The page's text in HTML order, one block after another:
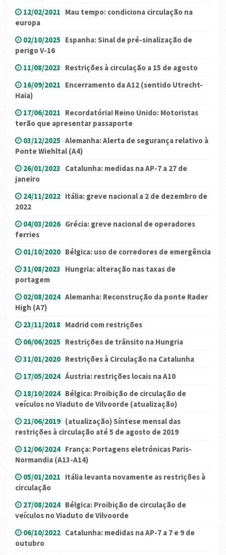
12/02/2021 Mau tempo: condiciona circulação na
europa
02/10/2025 Espanha: Sinal de pré-sinalização de
perigo V-16
11/08/2023 Restrições à circulação a 15 de agosto
16/09/2021 Encerramento da A12 (sentido Utrecht-
Haia)
17/06/2021 Recordatória! Reino Unido: Motoristas
terão que apresentar passaporte
03/12/2025 Alemanha: Alerta de segurança relativo à
Ponte Wiehltal (A4)
26/01/2023 Catalunha: medidas na AP-7 a 27 de
janeiro
24/11/2022 Itália: greve nacional a 2 de dezembro de
2022
04/03/2026 Grécia: greve nacional de operadores
ferries
01/10/2020 Bélgica: uso de corredores de emergência
31/08/2023 Hungria: alteração nas taxas de
portagem
02/08/2024 Alemanha: Reconstrução da ponte Rader
High (A7)
23/11/2018 Madrid com restrições
06/06/2025 Restrições de trânsito na Hungria
31/01/2020 Restrições à Circulação na Catalunha
17/05/2024 Áustria: restrições locais na A10
18/10/2024 Bélgica: Proibição de circulação de
veículos no Viaduto de Vilvoorde (atualização)
21/06/2019 (atualização) Síntese mensal das
restrições à circulação até 5 de agosto de 2019
12/06/2024 França: Portagens eletrónicas Paris-
Normandia (A13-A14)
05/01/2021 Itália levanta novamente as restrições à
circulação
27/08/2024 Bélgica: Proibição de circulação de
veículos no Viaduto de Vilvoorde
06/10/2022 Catalunha: medidas na AP-7 a 7 e 9 de
outubro